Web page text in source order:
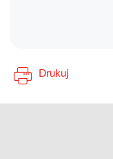
Drukuj